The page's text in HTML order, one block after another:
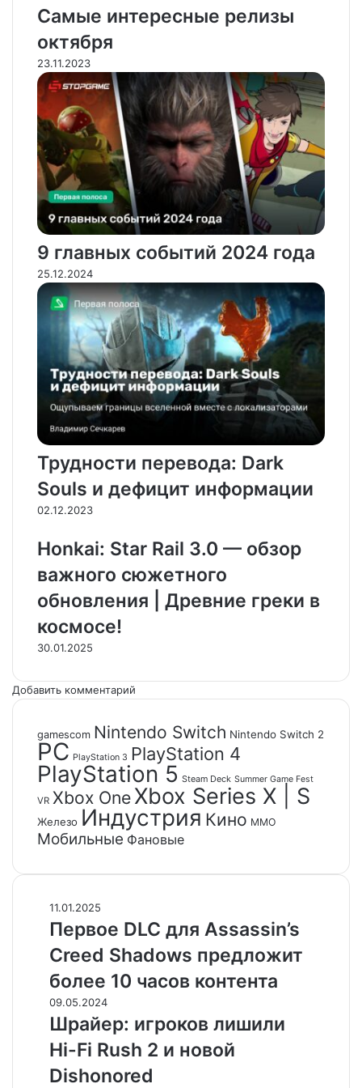
л
е
к
т
р
о
н
н
п
ч
у
Самые интересные релизы
октября
23.11.2023
9 главных событий 2024 года
25.12.2024
Трудности перевода: Dark
Souls и дефицит информации
02.12.2023
Honkai: Star Rail 3.0 — обзор
важного сюжетного
обновления | Древние греки в
космосе!
30.01.2025
Добавить комментарий
gamescom Nintendo Switch Nintendo Switch 2
PC PlayStation 3 PlayStation 4
PlayStation 5 Steam Deck Summer Game Fest
VR Xbox OneXbox Series X | S
Железо Индустрия Кино ММО
Мобильные Фановые
П
е
в
о
е
D
L
C
д
л
11.01.2025
Первое DLC для Assassin’s
Creed Shadows предложит
более 10 часов контента
Ш
р
й
е
09.05.2024
Шрайер: игроков лишили
Hi-Fi Rush 2 и новой
Dishonored